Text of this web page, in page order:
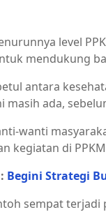
level
mendukung
antara
masih ada,
wanti
kegiatan di
Begini Strategi
sempat terjadi